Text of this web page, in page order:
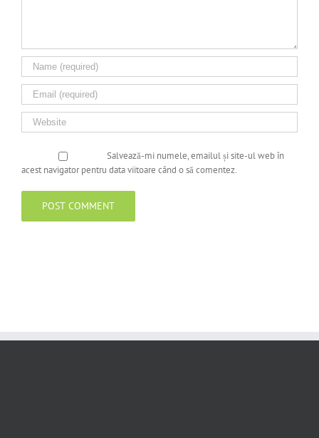
Salvează-mi numele, emailul și site-ul web în
acest navigator pentru data viitoare când o să comentez.